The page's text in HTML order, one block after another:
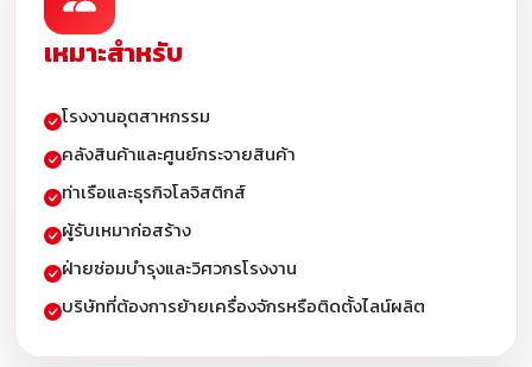
เหมาะสำหรับ
โรงงานอุตสาหกรรม
คลังสินค้าและศูนย์กระจายสินค้า
ท่าเรือและธุรกิจโลจิสติกส์
ผู้รับเหมาก่อสร้าง
ฝ่ายซ่อมบำรุงและวิศวกรโรงงาน
บริษัทที่ต้องการย้ายเครื่องจักรหรือติดตั้งไลน์ผลิต